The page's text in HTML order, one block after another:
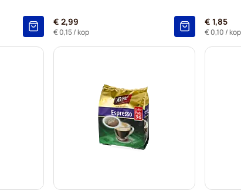
€ 2,99
€ 0,15/ kop
€ 1,85
€ 0,10 / kop